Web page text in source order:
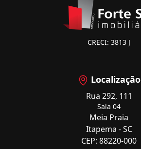
CRECI: 3813 J
Localização
Rua 292, 111
Sala 04
Meia Praia
Itapema - SC
CEP: 88220-000